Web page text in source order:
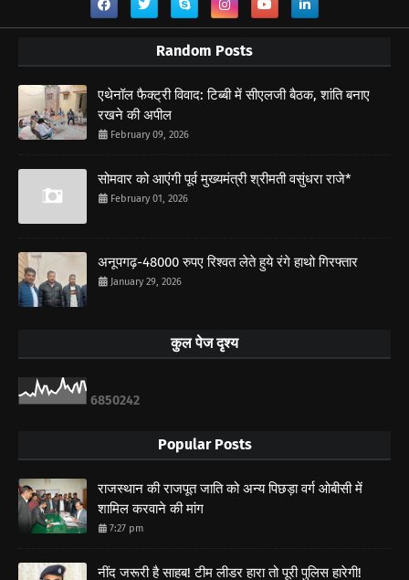
Random Posts
एथेनॉल फैक्ट्री विवाद: टिब्बी में सीएलजी बैठक, शांति बनाए
रखने की अपील
February 09, 2026
सोमवार को आएंगी पूर्व मुख्यमंत्री श्रीमती वसुंधरा राजे*
February 01, 2026
अनूपगढ़-48000 रुपए रिश्वत लेते हुये रंगे हाथो गिरफ्तार
January 29, 2026
कुल पेज दृश्य
6850242
Popular Posts
राजस्थान की राजपूत जाति को अन्य पिछड़ा वर्ग ओबीसी में
शामिल करवाने की मांग
7:27 pm
नींद जरूरी है साहब! टीम लीडर हारा तो पूरी पुलिस हारेगी!